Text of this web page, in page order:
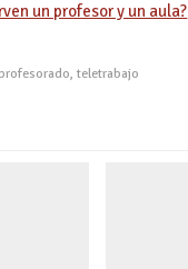
un profesor y un aula?
profesorado,teletrabajo